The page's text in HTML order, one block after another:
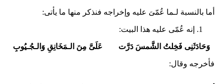
أما بالنسبة لـما عُمّیَ علیه وإخراجه فنذکر منها ما یأتی:
إنه عُمّی علیه هذا البیت:
وَحَادَثَنِی فَخِلتُ الشَّمسَ دَرَّت عَلَیَّ مِنَ الـمَخَانِقِ وَالـجُـیُوبِ
فأخرجه وقال: